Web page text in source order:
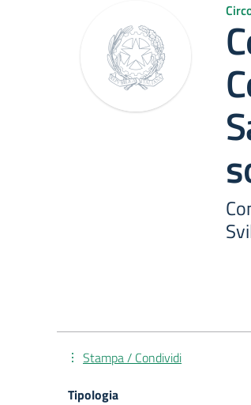
Stampa / Condividi
Tipologia